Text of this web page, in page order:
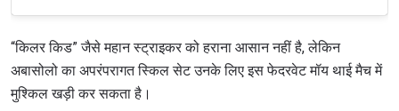
“किलर किड” जैसे महान स्ट्राइकर को हराना आसान नहीं है, लेकिन
अबासोलो का अपरंपरागत स्किल सेट उनके लिए इस फेदरवेट मॉय थाई मैच में
मुश्किल खड़ी कर सकता है।